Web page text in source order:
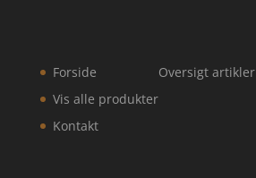
Forside
Vis alle produkter
Kontakt
Oversigt artikler